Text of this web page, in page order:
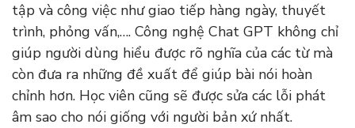
tập và công việc như giao tiếp hàng ngày, thuyết
trình, phỏng vấn,…. Công nghệ Chat GPT không chỉ
giúp người dùng hiểu được rõ nghĩa của các từ mà
còn đưa ra những đề xuất để giúp bài nói hoàn
chỉnh hơn. Học viên cũng sẽ được sửa các lỗi phát
âm sao cho nói giống với người bản xứ nhất.